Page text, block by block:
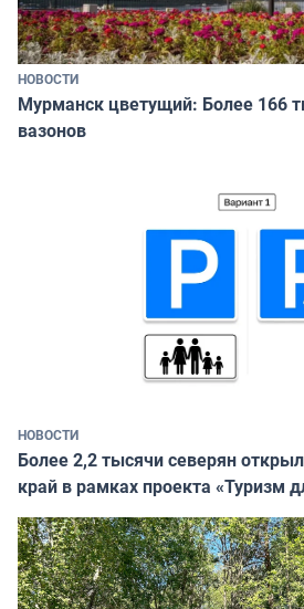
НОВОСТИ
Мурманск цветущий: Более 166
вазонов
НОВОСТИ
Более 2,2 тысячи северян
край в рамках проекта «Туризм